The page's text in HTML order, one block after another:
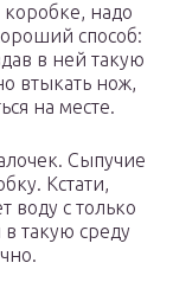
надо
способ:
в ней такую
втыкать нож,
на месте.
Сыпучие
Кстати,
воду с только
такую среду